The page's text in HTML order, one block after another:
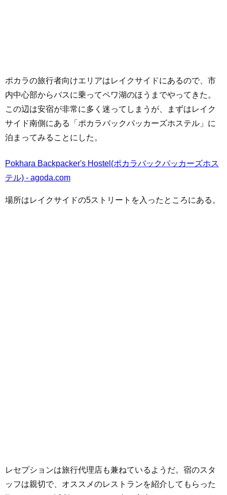
ポカラの旅行者向けエリアはレイクサイドにあるので、市
内中心部からバスに乗ってペワ湖のほうまでやってきた。
この辺は安宿が非常に多く迷ってしまうが、まずはレイク
サイド南側にある「ポカラバックパッカーズホステル」に
泊まってみることにした。
Pokhara Backpacker's Hostel(ポカラバックパッカーズホス
テル) - agoda.com
場所はレイクサイドの5ストリートを入ったところにある。
レセプションは旅行代理店も兼ねているようだ。宿のスタ
ッフは親切で、オススメのレストランを紹介してもらった